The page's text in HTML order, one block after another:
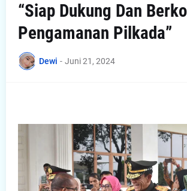
“Siap Dukung Dan
Pengamanan Pilkada”
Dewi - Juni 21, 2024